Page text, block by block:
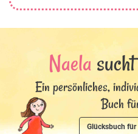
Naela
Ein persönliches,
Buch
Glücksbuch für